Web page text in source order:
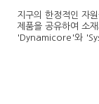
지구의 한정적인 자
제품을 공유하여 소
'Dynamicore'와